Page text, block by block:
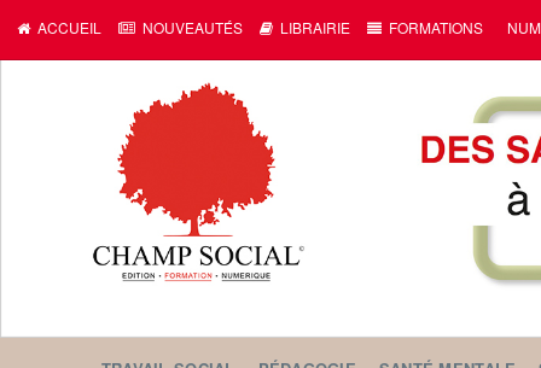
ACCUEIL NOUVEAUTÉS LIBRAIRIE FORMATIONS